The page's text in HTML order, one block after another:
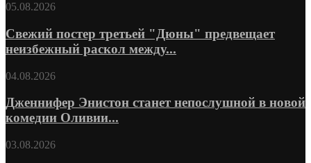
05.08.2026
Свежий постер третьей "Дюны" предвещает
неизбежный раскол между...
04.08.2026
Дженнифер Энистон станет непослушной в новой
комедии Оливии...
03.08.2026